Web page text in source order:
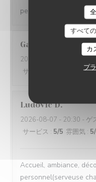
すべて
カ
プ
personnel qualifié,
Gaetan
2026-08-08
サービス
雰囲気:4
Ludovic D
2026-08-07 - 20:30 - ゲ
サービス : 5/5 雰囲気 : 5
Accueil, ambiance,
personnel(serveuse